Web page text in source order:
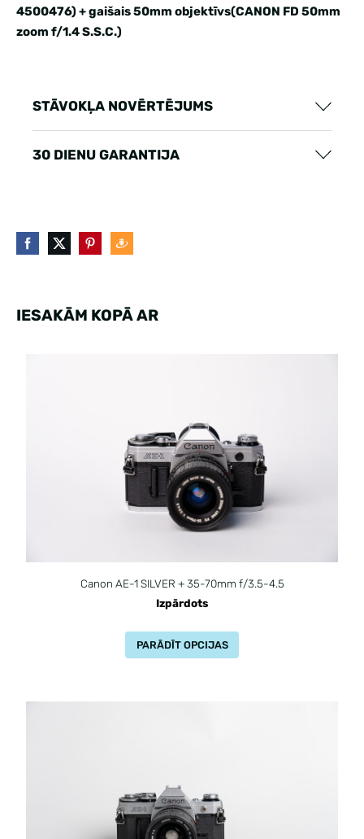
4500476) + gaišais 50mm objektīvs(CANON FD 50mm
zoom f/1.4 S.S.C.)
STĀVOKĻA NOVĒRTĒJUMS
30 DIENU GARANTIJA
IESAKĀM KOPĀ AR
Canon AE-1 SILVER + 35-70mm f/3.5-4.5
Izpārdots
PARĀDĪT OPCIJAS